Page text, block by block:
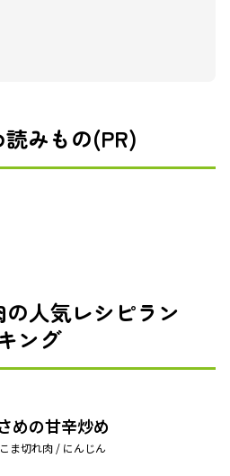
みもの(PR)
人気レシピラン
ング
めの甘辛炒め
ま切れ肉 / にんじん